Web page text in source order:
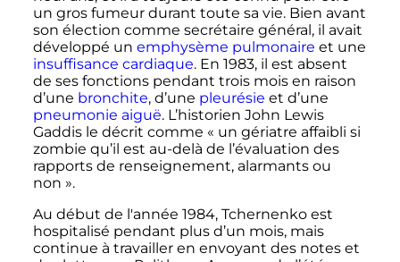
un gros fumeur durant toute sa vie. Bien avant
son élection comme secrétaire général, il avait
développé un emphysème pulmonaire et une
insuffisance cardiaque. En 1983, il est absent
de ses fonctions pendant trois mois en raison
d’une bronchite, d’une pleurésie et d’une
pneumonie aiguë. L’historien John Lewis
Gaddis le décrit comme « un gériatre affaibli si
zombie qu’il est au-delà de l’évaluation des
rapports de renseignement, alarmants ou
non ».
Au début de l'année 1984, Tchernenko est
hospitalisé pendant plus d’un mois, mais
continue à travailler en envoyant des notes et